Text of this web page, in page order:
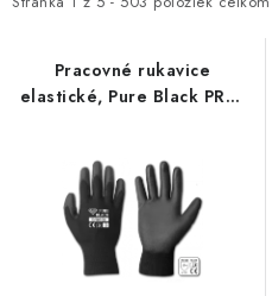
Kúrenie a chladenie
Komíny a dymovody
Filtrovanie a úprava vody
Záhrada a závlaha
re
Pracovné rukavice
elastické, Pure Black PRO,